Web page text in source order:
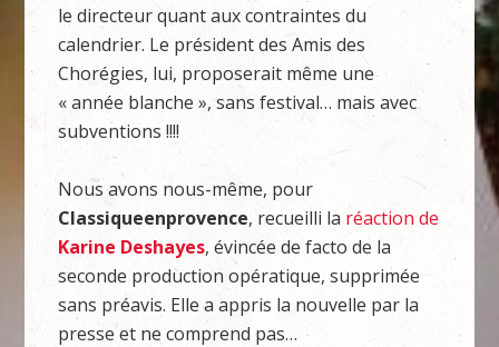
le directeur quant aux contraintes du
calendrier. Le président des Amis des
Chorégies, lui, proposerait même une
« année blanche », sans festival… mais avec
subventions !!!!
Nous avons nous-même, pour
Classiqueenprovence, recueilli la réaction de
Karine Deshayes, évincée de facto de la
seconde production opératique, supprimée
sans préavis. Elle a appris la nouvelle par la
presse et ne comprend pas…